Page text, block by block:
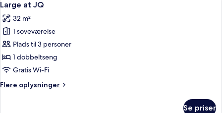
No
windows
alle
billeder
af
Large
at
JQ
4
Large at JQ
32 m²
1 soveværelse
Plads til 3 personer
1 dobbeltseng
Gratis Wi-Fi
Flere oplysninger
Flere
Se priser